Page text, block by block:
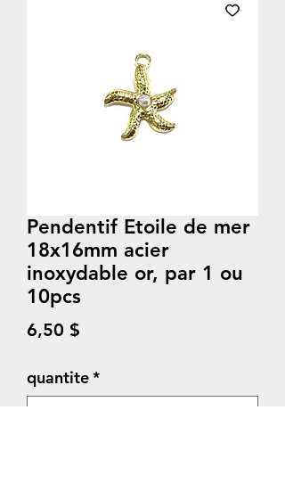
Pendentif Etoile de mer
18x16mm acier
inoxydable or, par 1 ou
10pcs
6,50 $
quantite*